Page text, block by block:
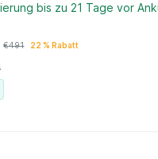
bis zu 21 Tage vor
€491 22 % Rabatt